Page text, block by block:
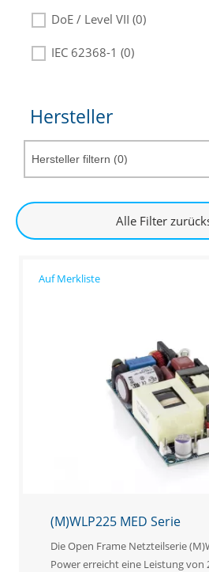
DoE / Level VII (0)
IEC 62368-1 (0)
Hersteller
Alle Filter
(M)WLP225 MED Serie
Die Open Frame Netzteilserie
Power erreicht eine Leistung